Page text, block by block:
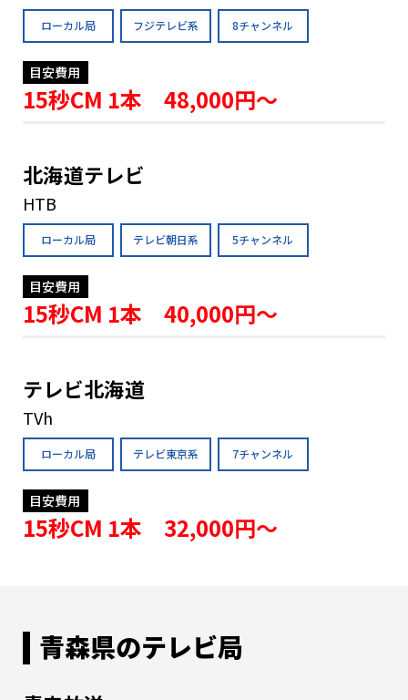
ローカル局 フジテレビ系 8チャンネル
目安費用
15秒CM 1本 48,000円〜
北海道テレビ
HTB
ローカル局 テレビ朝日系 5チャンネル
目安費用
15秒CM 1本 40,000円〜
テレビ北海道
TVh
ローカル局 テレビ東京系 7チャンネル
目安費用
15秒CM 1本 32,000円〜
青森県のテレビ局